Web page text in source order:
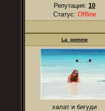
Репутация: 10
Статус: Offline
La_pomme
халат и бигуди